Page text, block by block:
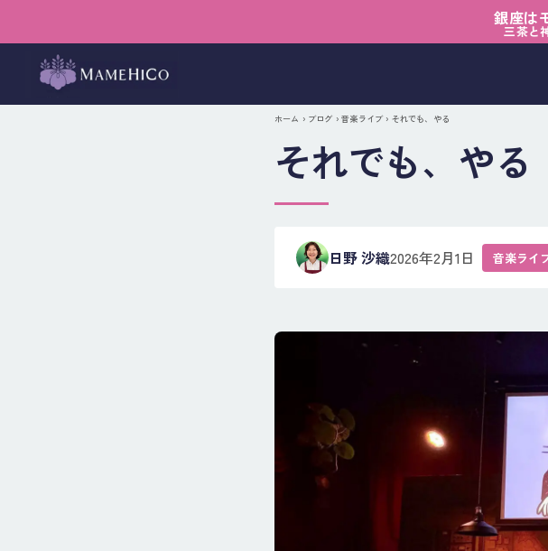
銀座は
三茶と
ホーム › ブログ ›音楽ライブ› それでも、やる
それでも、やる
日野 沙織2026年2月1日 音楽ライ